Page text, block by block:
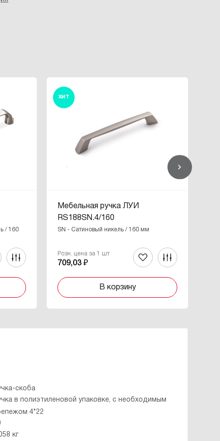
/ 160
ХИТ
Мебельная ручка ЛУИ
RS188SN.4/160
SN - Cатиновый никель / 160 мм
Розн. цена за 1 шт
709,03 ₽
В корзину
скоба
в полиэтиленовой упаковке, с необходимым
4*22
кг